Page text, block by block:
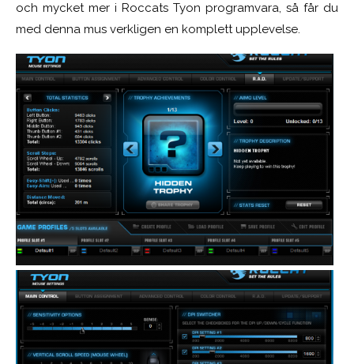
och mycket mer i Roccats Tyon programvara, så får du
med denna mus verkligen en komplett upplevelse.